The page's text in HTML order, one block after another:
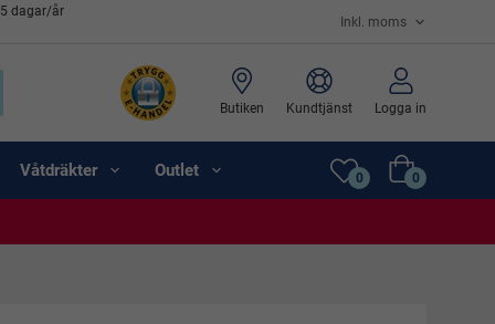
dagar/år
Butiken Kundtjänst Logga in
Våtdräkter Outlet 0 0